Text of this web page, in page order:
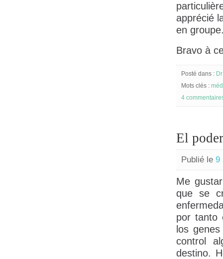
apprécié
en
Bravo à
Posté dans :
Mots clés :
4
El
Publié le 9
Me
que se
por tanto
los
control
destino.